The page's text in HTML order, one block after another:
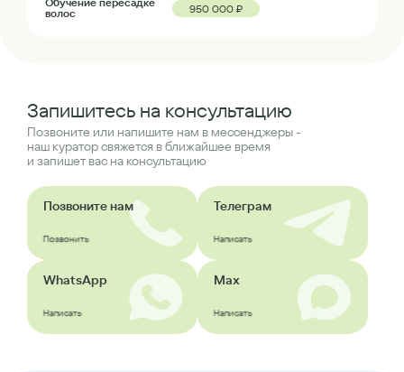
волос
950 000 ₽
Запишитесь на консультацию
Позвоните или напишите нам в мессенджеры -
наш куратор свяжется в ближайшее время
и запишет вас на консультацию
Позвоните нам
Позвонить
Телеграм
Написать
WhatsApp
Написать
Max
Написать